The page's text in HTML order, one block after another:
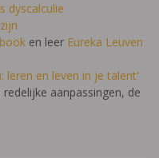
dyscalculie
en leer Eureka Leuven
leren en leven in je talent'
aanpassingen, de